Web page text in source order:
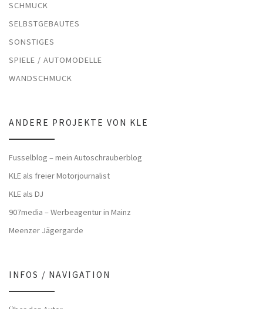
SCHMUCK
SELBSTGEBAUTES
SONSTIGES
SPIELE / AUTOMODELLE
WANDSCHMUCK
ANDERE PROJEKTE VON KLE
Fusselblog – mein Autoschrauberblog
KLE als freier Motorjournalist
KLE als DJ
907media – Werbeagentur in Mainz
Meenzer Jägergarde
INFOS / NAVIGATION